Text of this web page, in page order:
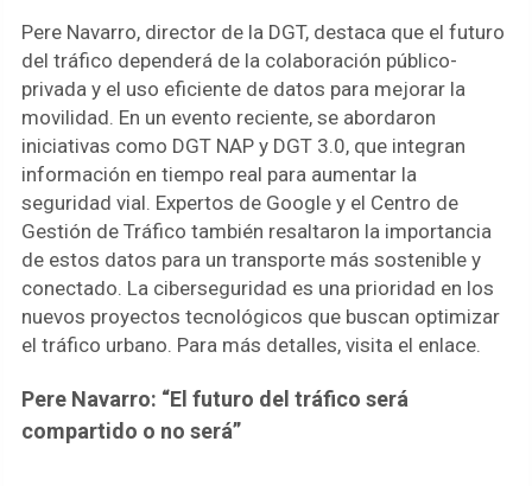
Pere Navarro, director de la DGT, destaca que el futuro
del tráfico dependerá de la colaboración público-
privada y el uso eficiente de datos para mejorar la
movilidad. En un evento reciente, se abordaron
iniciativas como DGT NAP y DGT 3.0, que integran
información en tiempo real para aumentar la
seguridad vial. Expertos de Google y el Centro de
Gestión de Tráfico también resaltaron la importancia
de estos datos para un transporte más sostenible y
conectado. La ciberseguridad es una prioridad en los
nuevos proyectos tecnológicos que buscan optimizar
el tráfico urbano. Para más detalles, visita el enlace.
Pere Navarro: “El futuro del tráfico será
compartido o no será”